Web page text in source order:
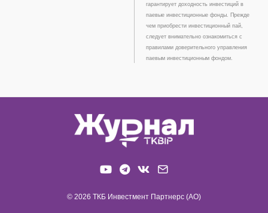
гарантирует доходность инвестиций в
паевые инвестиционные фонды. Прежде
чем приобрести инвестиционный пай,
следует внимательно ознакомиться с
правилами доверительного управления
паевым инвестиционным фондом.
© 2026 ТКБ Инвестмент Партнерс (АО)